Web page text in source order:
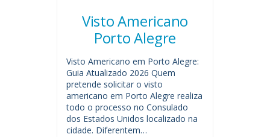
Visto Americano
Porto Alegre
Visto Americano em Porto Alegre:
Guia Atualizado 2026 Quem
pretende solicitar o visto
americano em Porto Alegre realiza
todo o processo no Consulado
dos Estados Unidos localizado na
cidade. Diferentem…